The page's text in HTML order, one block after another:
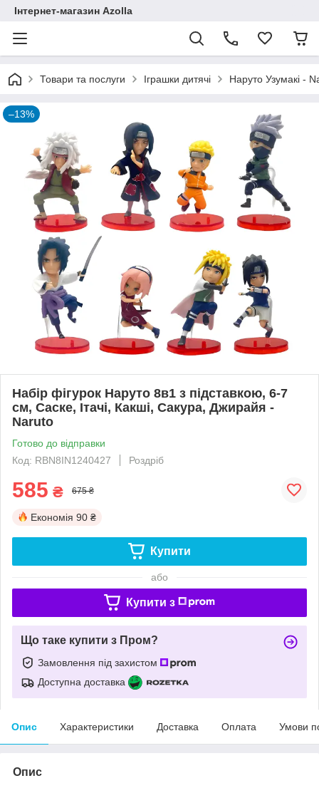
Інтернет-магазин Azolla
Товари та послуги Іграшки дитячі Наруто Узумакі -
–13%
Набір фігурок Наруто 8в1 з підставкою, 6-7
см, Саске, Ітачі, Какші, Сакура, Джирайя -
Naruto
Готово до відправки
Код: RBN8IN1240427
Роздріб
585 ₴ 675 ₴
Економія 90 ₴
Купити
або
Купити з
Що таке купити з Пром?
Замовлення під захистом
Доступна доставка
Опис Характеристики Доставка Оплата Умови
Опис